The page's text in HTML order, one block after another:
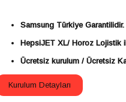
Samsung Türkiye Garantilidir.
HepsiJET XL/ Horoz Lojistik
Ücretsiz kurulum / Ücretsiz
Kurulum Detayları